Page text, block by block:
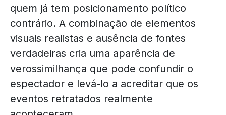
quem já tem posicionamento político
contrário. A combinação de elementos
visuais realistas e ausência de fontes
verdadeiras cria uma aparência de
verossimilhança que pode confundir o
espectador e levá-lo a acreditar que os
eventos retratados realmente